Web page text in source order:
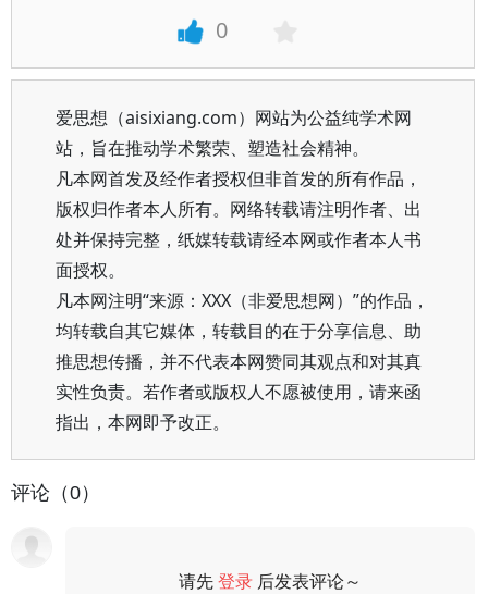
0
爱思想（aisixiang.com）网站为公益纯学术网
站，旨在推动学术繁荣、塑造社会精神。
凡本网首发及经作者授权但非首发的所有作品，
版权归作者本人所有。网络转载请注明作者、出
处并保持完整，纸媒转载请经本网或作者本人书
面授权。
凡本网注明“来源：XXX（非爱思想网）”的作品，
均转载自其它媒体，转载目的在于分享信息、助
推思想传播，并不代表本网赞同其观点和对其真
实性负责。若作者或版权人不愿被使用，请来函
指出，本网即予改正。
评论（0）
请先登录 后发表评论～